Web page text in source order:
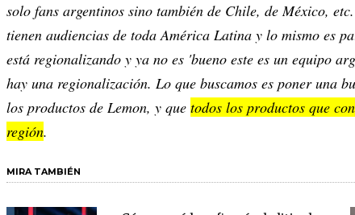
solo fans argentinos sino también de Chile, de México,
tienen audiencias de toda América Latina y lo mismo es
está regionalizando y ya no es 'bueno este es un equipo
hay una regionalización. Lo que buscamos es poner una
los productos de Lemon, y que todos los productos que
región.
MIRA TAMBIÉN